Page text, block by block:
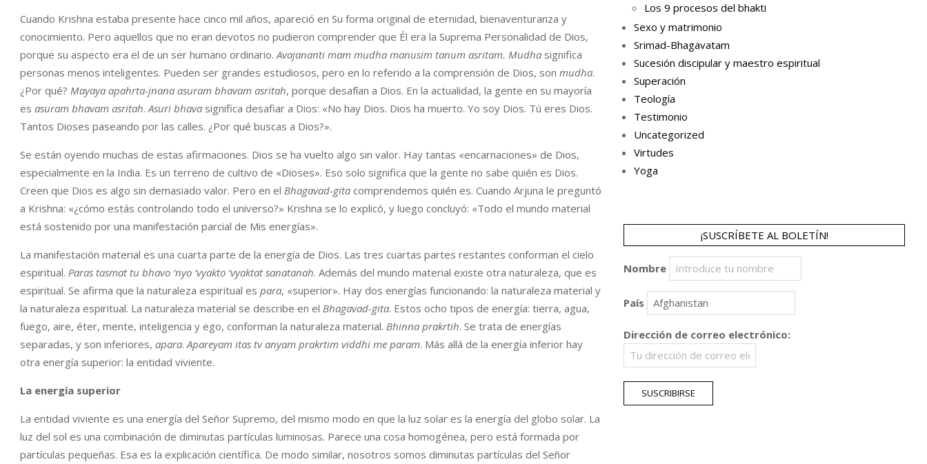
Cuando Krishna estaba presente hace cinco mil años, apareció en Su forma original de eternidad, bienaventuranza y
conocimiento. Pero aquellos que no eran devotos no pudieron comprender que Él era la Suprema Personalidad de Dios,
porque su aspecto era el de un ser humano ordinario.Avajananti mam mudha manusim tanum asritam. Mudha significa
personas menos inteligentes. Pueden ser grandes estudiosos, pero en lo referido a la comprensión de Dios, son mudha.
¿Por qué? Mayaya apahrta-jnana asuram bhavam asritah, porque desafían a Dios. En la actualidad, la gente en su mayoría
es asuram bhavam asritah.Asuri bhava significa desafiar a Dios: «No hay Dios. Dios ha muerto. Yo soy Dios. Tú eres Dios.
Tantos Dioses paseando por las calles. ¿Por qué buscas a Dios?».
Se están oyendo muchas de estas afirmaciones. Dios se ha vuelto algo sin valor. Hay tantas «encarnaciones» de Dios,
especialmente en la India. Es un terreno de cultivo de «Dioses». Eso solo significa que la gente no sabe quién es Dios.
Creen que Dios es algo sin demasiado valor. Pero en el Bhagavad-gita comprendemos quién es. Cuando Arjuna le preguntó
a Krishna: «¿cómo estás controlando todo el universo?» Krishna se lo explicó, y luego concluyó: «Todo el mundo material
está sostenido por una manifestación parcial de Mis energías».
La manifestación material es una cuarta parte de la energía de Dios. Las tres cuartas partes restantes conforman el cielo
espiritual. Paras tasmat tu bhavo ‘nyo ‘vyakto ‘vyaktat sanatanah. Además del mundo material existe otra naturaleza, que es
espiritual. Se afirma que la naturaleza espiritual es para, «superior». Hay dos energías funcionando: la naturaleza material y
la naturaleza espiritual. La naturaleza material se describe en el Bhagavad-gita. Estos ocho tipos de energía: tierra, agua,
fuego, aire, éter, mente, inteligencia y ego, conforman la naturaleza material. Bhinna prakrtih. Se trata de energías
separadas, y son inferiores, apara.Apareyam itas tv anyam prakrtim viddhi me param. Más allá de la energía inferior hay
otra energía superior: la entidad viviente.
La energía superior
La entidad viviente es una energía del Señor Supremo, del mismo modo en que la luz solar es la energía del globo solar. La
luz del sol es una combinación de diminutas partículas luminosas. Parece una cosa homogénea, pero está formada por
partículas pequeñas. Esa es la explicación científica. De modo similar, nosotros somos diminutas partículas del Señor
Los 9 procesos del bhakti
Sexo y matrimonio
Srimad-Bhagavatam
Sucesión discipular y maestro espiritual
Superación
Teología
Testimonio
Uncategorized
Virtudes
Yoga
¡SUSCRÍBETE AL BOLETÍN!
Nombre
País
Dirección de correo electrónico: